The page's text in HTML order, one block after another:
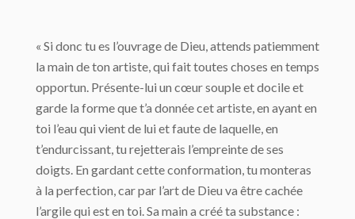
« Si donc tu es l’ouvrage de Dieu, attends patiemment
la main de ton artiste, qui fait toutes choses en temps
opportun. Présente-lui un cœur souple et docile et
garde la forme que t’a donnée cet artiste, en ayant en
toi l’eau qui vient de lui et faute de laquelle, en
t’endurcissant, tu rejetterais l’empreinte de ses
doigts. En gardant cette conformation, tu monteras
à la perfection, car par l’art de Dieu va être cachée
l’argile qui est en toi. Sa main a créé ta substance :